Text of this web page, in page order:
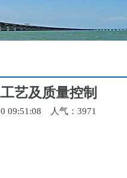
艺及质量控制
09:51:08 人气： 3971